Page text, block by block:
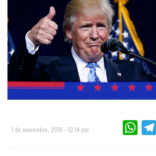
1 de noviembre, 2016 - 12:14 pm